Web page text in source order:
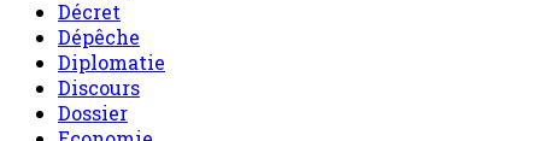
Décret
Dépêche
Diplomatie
Discours
Dossier